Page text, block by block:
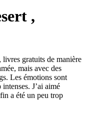
,
gratuits de manière
mais avec des
Les émotions sont
J’ai aimé
a été un peu trop